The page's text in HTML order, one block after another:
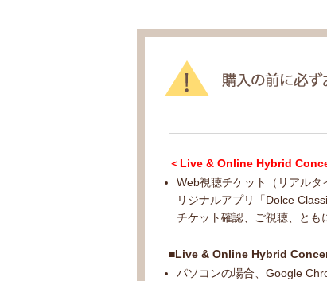
＜Live & Online Hybrid
Web視聴チケット（リアル
リジナルアプリ「Dolce
チケット確認、ご視聴、とも
■Live & Online Hybrid
パソコンの場合、Google